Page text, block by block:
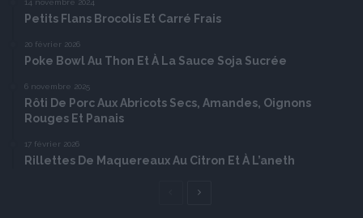
14 novembre 2024
Petits Flans Brocolis Et Carré Frais
20 février 2026
Poke Bowl Au Thon Et À La Sauce Soja Sucrée
6 novembre 2025
Rôti De Porc Aux Abricots Secs, Amandes, Oignons
Rouges Et Panais
17 février 2026
Rillettes De Maquereaux Au Citron Et À L’aneth
Page